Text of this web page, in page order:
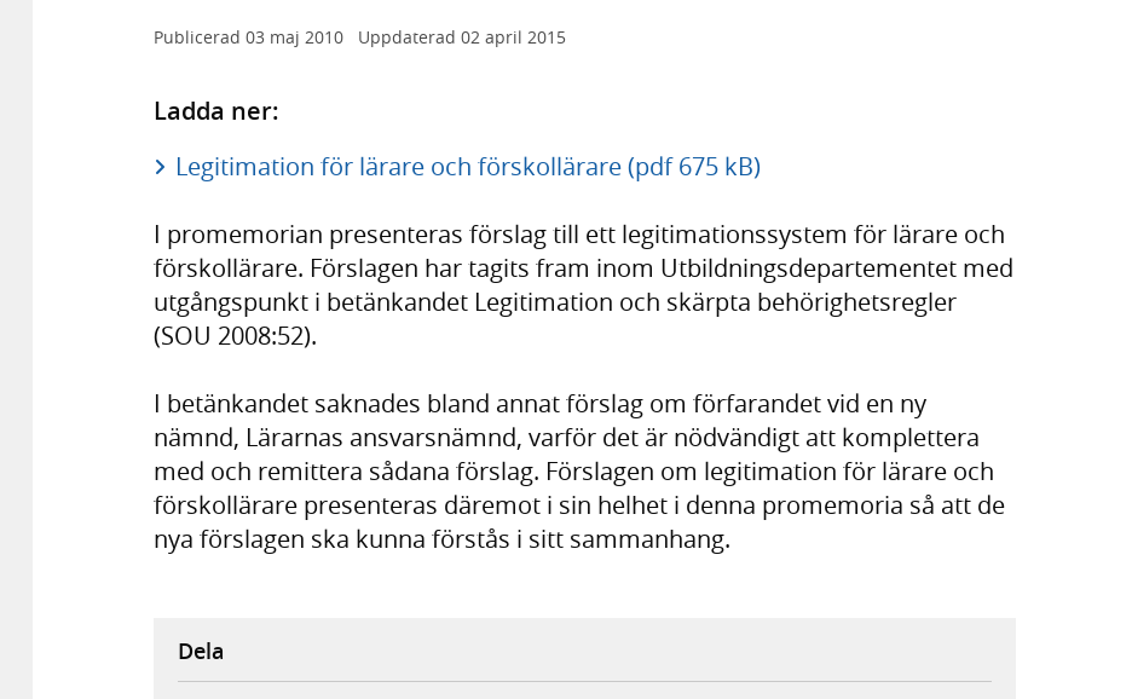
Publicerad 03 maj 2010 Uppdaterad 02 april 2015
Ladda ner:
Legitimation för lärare och förskollärare (pdf 675 kB)
I promemorian presenteras förslag till ett legitimationssystem för lärare och
förskollärare. Förslagen har tagits fram inom Utbildningsdepartementet med
utgångspunkt i betänkandet Legitimation och skärpta behörighetsregler
(SOU 2008:52).
I betänkandet saknades bland annat förslag om förfarandet vid en ny
nämnd, Lärarnas ansvarsnämnd, varför det är nödvändigt att komplettera
med och remittera sådana förslag. Förslagen om legitimation för lärare och
förskollärare presenteras däremot i sin helhet i denna promemoria så att de
nya förslagen ska kunna förstås i sitt sammanhang.
Dela